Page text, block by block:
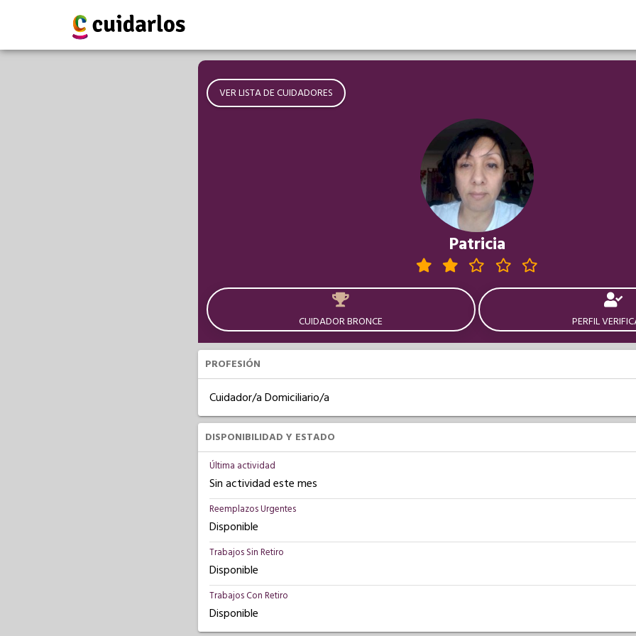
VER LISTA DE CUIDADORES
Patricia
CUIDADOR BRONCE PERFIL
PROFESIÓN
Cuidador/a Domiciliario/a
DISPONIBILIDAD Y ESTADO
Última actividad
Sin actividad este mes
Reemplazos Urgentes
Disponible
Trabajos Sin Retiro
Disponible
Trabajos Con Retiro
Disponible